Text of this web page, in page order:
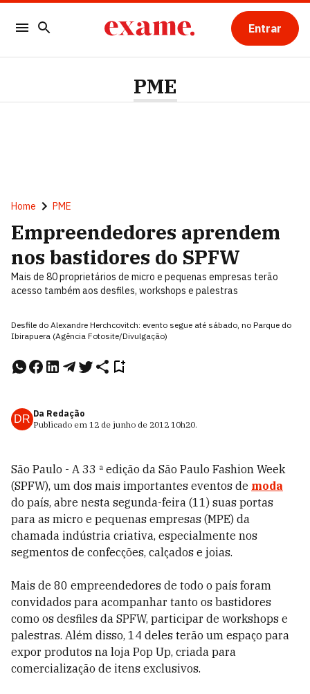
Entrar
PME
Home PME
Empreendedores aprendem
nos bastidores do SPFW
Mais de 80 proprietários de micro e pequenas empresas terão
acesso também aos desfiles, workshops e palestras
Desfile do Alexandre Herchcovitch: evento segue até sábado, no Parque do
Ibirapuera (Agência Fotosite/Divulgação)
DR Da Redação
Publicado em 12 de junho de 2012 10h20.
São Paulo - A 33 ª edição da São Paulo Fashion Week
(SPFW), um dos mais importantes eventos de moda
do país, abre nesta segunda-feira (11) suas portas
para as micro e pequenas empresas (MPE) da
chamada indústria criativa, especialmente nos
segmentos de confecções, calçados e joias.
Mais de 80 empreendedores de todo o país foram
convidados para acompanhar tanto os bastidores
como os desfiles da SPFW, participar de workshops e
palestras. Além disso, 14 deles terão um espaço para
expor produtos na loja Pop Up, criada para
comercialização de itens exclusivos.